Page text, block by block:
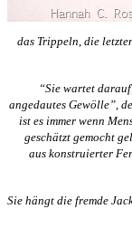
das Trippeln, die
“Sie wartet
angedautes Gewölle”,
ist es immer wenn
geschätzt gemocht
aus konstruierter
Sie hängt die fremde